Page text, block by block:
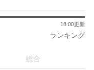
ランキング
18:00更新
総合